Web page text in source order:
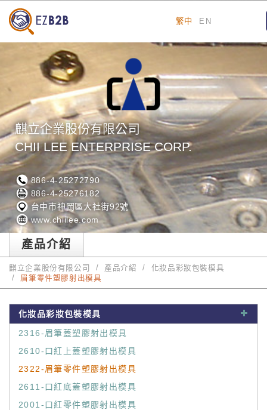
繁中 EN
麒立企業股份有限公司
CHII LEE ENTERPRISE CORP.
886-4-25272790
886-4-25276182
台中市神岡區大社街92號
www.chiilee.com
產品介紹
麒立企業股份有限公司 產品介紹
化妝品彩妝包裝模具
眉筆零件塑膠射出模具
化妝品彩妝包裝模具
2316-眉筆蓋塑膠射出模具
2610-口紅上蓋塑膠射出模具
2322-眉筆零件塑膠射出模具
2611-口紅底蓋塑膠射出模具
2001-口紅零件塑膠射出模具